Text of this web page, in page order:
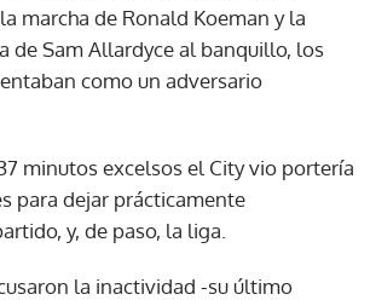
marcha de Ronald Koeman y la
de Sam Allardyce al banquillo, los
como un adversario
minutos excelsos el City vio portería
para dejar prácticamente
y, de paso, la liga.
la inactividad -su último